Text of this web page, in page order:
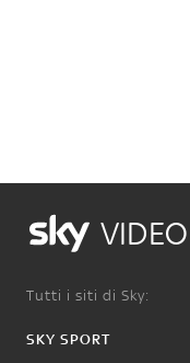
VIDEO
Tutti i siti di Sky:
SKY SPORT